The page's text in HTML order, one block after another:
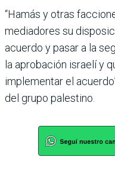
“Hamás y otras
mediadores su
acuerdo y pasar a la
la aprobación israelí y
implementar el
del grupo palestino.